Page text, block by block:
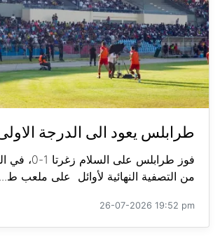
طرابلس يعود الى الدرجة
فوز طرابلس على
من التصفية النهائية لأوائل على ملعب ط...
26-07-2026 19:52 pm